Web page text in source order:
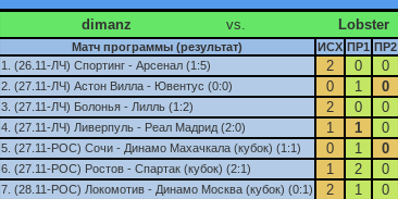
dimanz vs. Lobster
Матч программы (результат) ИСХ ПР1 ПР2
1. (26.11-ЛЧ) Спортинг - Арсенал (1:5)
2 0 0
2. (27.11-ЛЧ) Астон Вилла - Ювентус (0:0) 0 1 0
3. (27.11-ЛЧ) Болонья - Лилль (1:2) 2 0 0
4. (27.11-ЛЧ) Ливерпуль - Реал Мадрид (2:0) 1 1 0
5. (27.11-РОС) Сочи - Динамо Махачкала (кубок) (1:1) 0 1 0
6. (27.11-РОС) Ростов - Спартак (кубок) (2:1) 1 2 0
7. (28.11-РОС) Локомотив - Динамо Москва (кубок) (0:1) 2 1 0